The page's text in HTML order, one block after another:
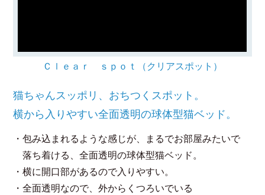
Ｃｌｅａｒ ｓｐｏｔ（クリアスポット）
猫ちゃんスッポリ、おちつくスポット。
横から入りやすい全面透明の球体型猫ベッド。
・包み込まれるような感じが、まるでお部屋みたいで
落ち着ける、全面透明の球体型猫ベッド。
・横に開口部があるので入りやすい。
・全面透明なので、外からくつろいでいる